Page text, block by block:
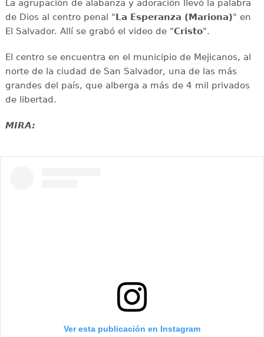
La agrupación de alabanza y adoración llevó la palabra
de Dios al centro penal "La Esperanza (Mariona)" en
El Salvador. Allí se grabó el video de "Cristo".
El centro se encuentra en el municipio de Mejicanos, al
norte de la ciudad de San Salvador, una de las más
grandes del país, que alberga a más de 4 mil privados
de libertad.
MIRA:
Ver esta publicación en Instagram